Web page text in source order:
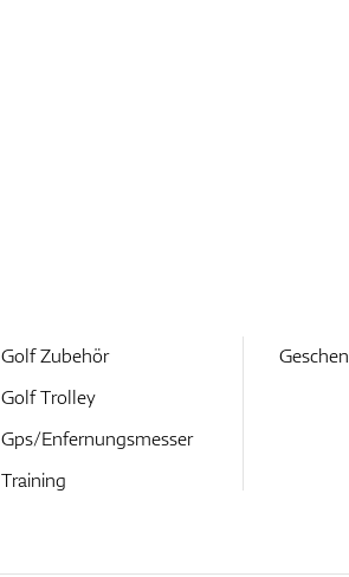
Golf Zubehör
Golf Trolley
Gps/Enfernungsmesser
Training